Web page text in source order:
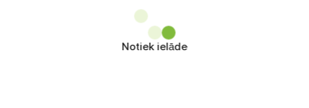
Notiek ielāde